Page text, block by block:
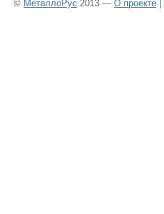
© МеталлоРус 2013 — О проекте |